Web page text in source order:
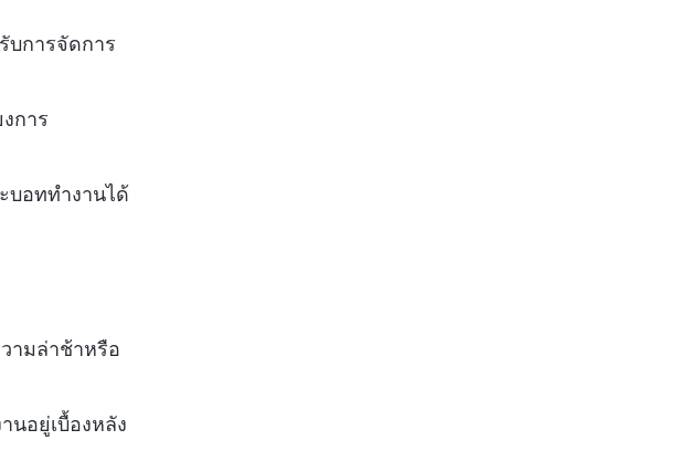
บการจัดการ
การ
บอททำงานได้
ามล่าช้าหรือ
นอยู่เบื้องหลัง